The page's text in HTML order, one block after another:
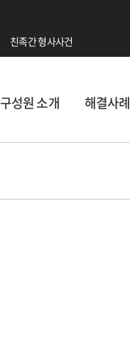
친족간 형사사건
구성원 소개 해결사례